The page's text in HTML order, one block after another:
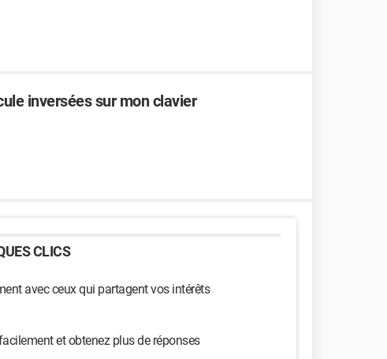
inversées sur mon clavier
CLICS
avec ceux qui partagent vos intérêts
et obtenez plus de réponses